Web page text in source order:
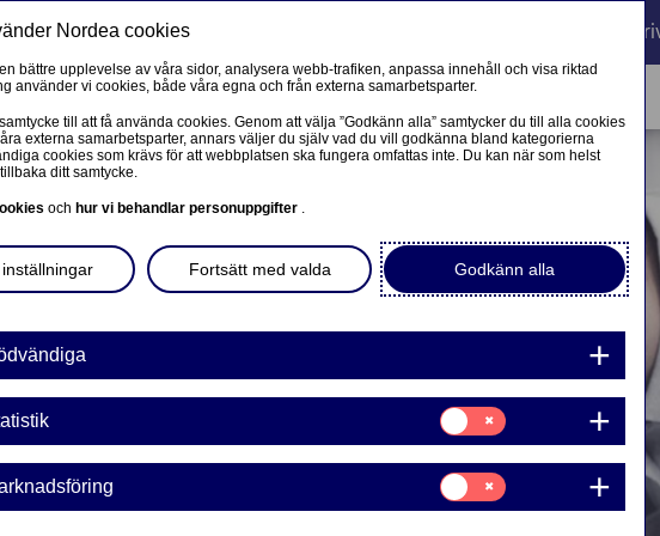
LOGGA IN
Logga in som
PRIVAT
Mobilt BankID
Avtal och meddelanden
Mina sidor – kundinformation
Mitt bostadsköp
Vår sparrobot Nora
Ditt företag Våra tjänster
Med en kontokredit
till hands för att
Nordea cookies
bättre upplevelse av våra sidor, analysera webb-trafiken, anpassa innehåll och visa riktad
använder vi cookies, både våra egna och från externa samarbetsparter.
till att få använda cookies. Genom att välja ”Godkänn alla” samtycker du till alla cookies
externa samarbetsparter, annars väljer du själv vad du vill godkänna bland kategorierna
cookies som krävs för att webbplatsen ska fungera omfattas inte. Du kan när som helst
ditt samtycke.
och hur vi behandlar personuppgifter .
Godkänn alla
Fortsätt med valda
Samtycke
för:
Statistik
Samtycke
för:
Marknadsföring